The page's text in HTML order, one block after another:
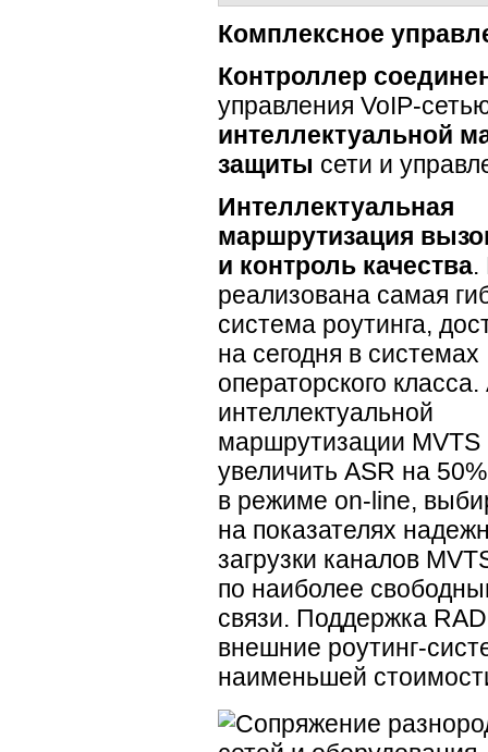
Комплексное
Контроллер
управления VoIP-
интеллектуальной
защиты сети и
Интеллектуальная
маршрутизация
и контроль качества.
реализована самая
система роутинга,
на сегодня в системах
операторского
интеллектуальной
маршрутизации MVTS
увеличить ASR на
в режиме on-line,
на показателях
загрузки каналов
по наиболее
связи. Поддержка
внешние роутинг-
наименьшей